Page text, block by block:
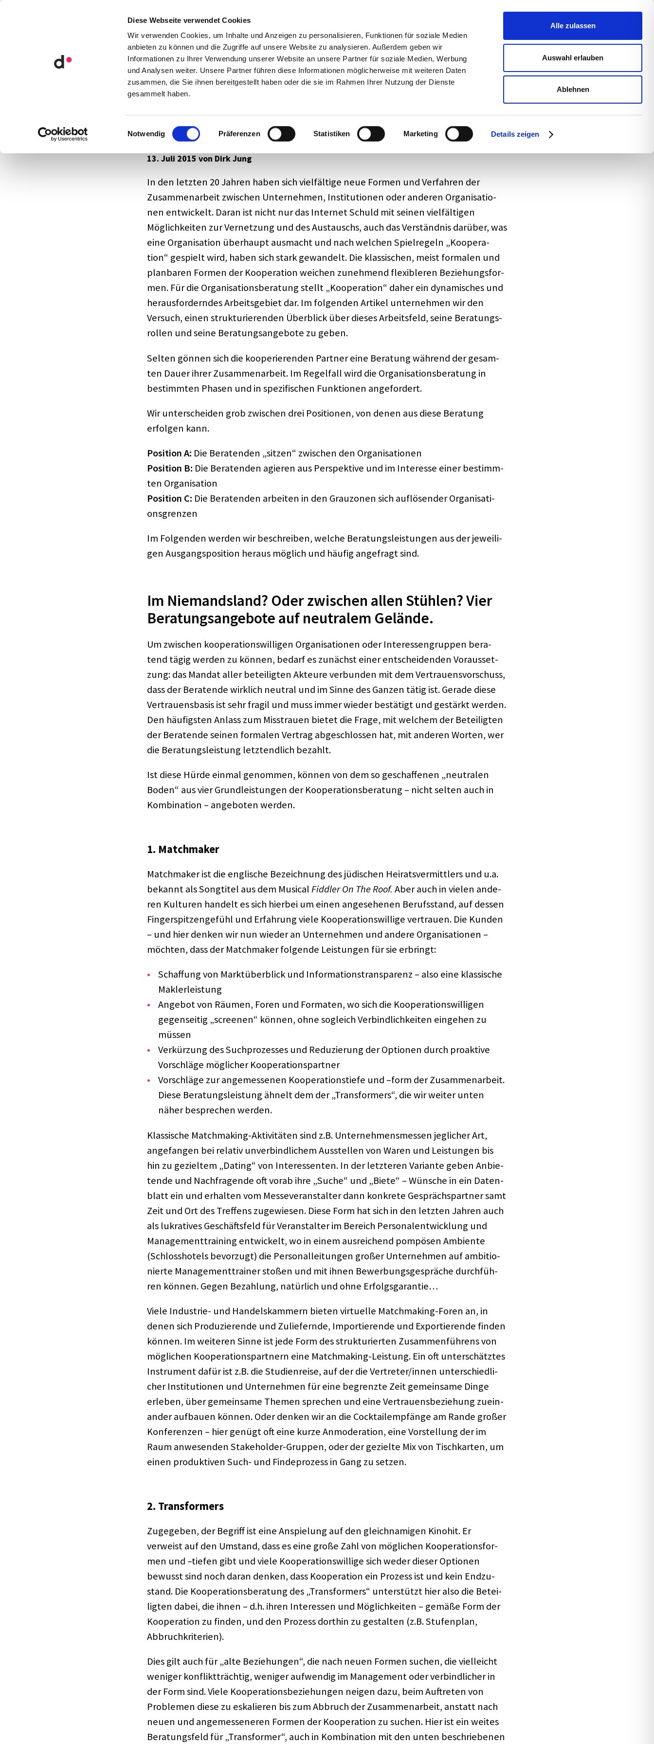
Diese Webseite verwendet Cookies
Wir verwenden Cookies, um Inhalte und Anzeigen zu personalisieren, Funktionen für soziale Medien
anbieten zu können und die Zugriffe auf unsere Website zu analysieren. Außerdem geben wir
Informationen zu Ihrer Verwendung unserer Website an unsere Partner für soziale Medien, Werbung
und Analysen weiter. Unsere Partner führen diese Informationen möglicherweise mit weiteren Daten
zusammen, die Sie ihnen bereitgestellt haben oder die sie im Rahmen Ihrer Nutzung der Dienste
gesammelt haben.
Einwilligungsauswahl
Notwendig Präferenzen Statistiken Marketing Details zeigen
Alle zulassen
Auswahl erlauben
Ablehnen
Orga­ni­sa­ti­ons­ent­wick­lung Mode­ra­tion
Beratung Moderation
Was ist eigent­lich Koope­ra­ti­ons­be­ra­tung?
13. Juli 2015 von Dirk Jung
In den letz­ten 20 Jahren haben sich viel­fäl­tige neue Formen und Verfah­ren der
Zusam­men­ar­beit zwischen Unter­neh­men, Insti­tu­tio­nen oder ande­ren Orga­ni­sa­tio­
nen entwi­ckelt. Daran ist nicht nur das Inter­net Schuld mit seinen viel­fäl­ti­gen
Möglich­kei­ten zur Vernet­zung und des Austauschs, auch das Verständ­nis darüber, was
eine Orga­ni­sa­tion über­haupt ausmacht und nach welchen Spiel­re­geln „Koope­ra­
tion“ gespielt wird, haben sich stark gewan­delt. Die klas­si­schen, meist forma­len und
plan­ba­ren Formen der Koope­ra­tion weichen zuneh­mend flexi­ble­ren Bezie­hungs­for­
men. Für die Orga­ni­sa­ti­ons­be­ra­tung stellt „Koope­ra­tion“ daher ein dyna­mi­sches und
heraus­for­dern­des Arbeits­ge­biet dar. Im folgen­den Arti­kel unter­neh­men wir den
Versuch, einen struk­tu­rie­ren­den Über­blick über dieses Arbeits­feld, seine Bera­tungs­
rol­len und seine Bera­tungs­an­ge­bote zu geben.
Selten gönnen sich die koope­rie­ren­den Part­ner eine Bera­tung während der gesam­
ten Dauer ihrer Zusam­men­ar­beit. Im Regel­fall wird die Orga­ni­sa­ti­ons­be­ra­tung in
bestimm­ten Phasen und in spezi­fi­schen Funk­tio­nen ange­for­dert.
Wir unter­schei­den grob zwischen drei Posi­tio­nen, von denen aus diese Bera­tung
erfol­gen kann.
Posi­tion A: Die Bera­ten­den „sitzen“ zwischen den Orga­ni­sa­tio­nen
Posi­tion B: Die Bera­ten­den agie­ren aus Perspek­tive und im Inter­esse einer bestimm­
ten Orga­ni­sa­tion
Posi­tion C: Die Bera­ten­den arbei­ten in den Grau­zo­nen sich auflö­sen­der Orga­ni­sa­ti­
ons­gren­zen
Im Folgen­den werden wir beschrei­ben, welche Bera­tungs­leis­tun­gen aus der jewei­li­
gen Ausgangs­po­si­tion heraus möglich und häufig ange­fragt sind.
Im Niemands­land? Oder zwischen allen Stüh­len? Vier
Bera­tungs­an­ge­bote auf neutra­lem Gelände.
Um zwischen koope­ra­ti­ons­wil­li­gen Orga­ni­sa­tio­nen oder Inter­es­sen­grup­pen bera­
tend tägig werden zu können, bedarf es zunächst einer entschei­den­den Voraus­set­
zung: das Mandat aller betei­lig­ten Akteure verbun­den mit dem Vertrau­ens­vor­schuss,
dass der Bera­tende wirk­lich neutral und im Sinne des Ganzen tätig ist. Gerade diese
Vertrau­ens­ba­sis ist sehr fragil und muss immer wieder bestä­tigt und gestärkt werden.
Den häufigs­ten Anlass zum Miss­trauen bietet die Frage, mit welchem der Betei­lig­ten
der Bera­tende seinen forma­len Vertrag abge­schlos­sen hat, mit ande­ren Worten, wer
die Bera­tungs­leis­tung letzt­end­lich bezahlt.
Ist diese Hürde einmal genom­men, können von dem so geschaf­fe­nen „neutra­len
Boden“ aus vier Grund­leis­tun­gen der Koope­ra­ti­ons­be­ra­tung – nicht selten auch in
Kombi­na­tion – ange­bo­ten werden.
1. Match­ma­ker
Match­ma­ker ist die engli­sche Bezeich­nung des jüdi­schen Heirats­ver­mitt­lers und u.a.
bekannt als Song­ti­tel aus dem Musi­calFidd­ler On The Roof. Aber auch in vielen ande­
ren Kultu­ren handelt es sich hier­bei um einen ange­se­he­nen Berufs­stand, auf dessen
Finger­spit­zen­ge­fühl und Erfah­rung viele Koope­ra­ti­ons­wil­lige vertrauen. Die Kunden
– und hier denken wir nun wieder an Unter­neh­men und andere Orga­ni­sa­tio­nen –
möch­ten, dass der Match­ma­ker folgende Leis­tun­gen für sie erbringt:
Schaf­fung von Markt­über­blick und Infor­ma­ti­ons­trans­pa­renz – also eine klas­si­sche
Makler­leis­tung
Ange­bot von Räumen, Foren und Forma­ten, wo sich die Koope­ra­ti­ons­wil­li­gen
gegen­sei­tig „scree­nen“ können, ohne sogleich Verbind­lich­kei­ten einge­hen zu
müssen
Verkür­zung des Such­pro­zes­ses und Redu­zie­rung der Optio­nen durch proak­tive
Vorschläge mögli­cher Koope­ra­ti­ons­part­ner
Vorschläge zur ange­mes­se­nen Koope­ra­ti­ons­tiefe und –form der Zusam­men­ar­beit.
Diese Bera­tungs­leis­tung ähnelt dem der „Trans­for­mers“, die wir weiter unten
näher bespre­chen werden.
Klas­si­sche Match­ma­king-Akti­vi­tä­ten sind z.B. Unter­neh­mens­mes­sen jegli­cher Art,
ange­fan­gen bei rela­tiv unver­bind­li­chem Ausstel­len von Waren und Leis­tun­gen bis
hin zu geziel­tem „Dating“ von Inter­es­sen­ten. In der letz­te­ren Vari­ante geben Anbie­
tende und Nach­fra­gende oft vorab ihre „Suche“ und „Biete“ – Wünsche in ein Daten­
blatt ein und erhal­ten vom Messe­ver­an­stal­ter dann konkrete Gesprächs­part­ner samt
Zeit und Ort des Tref­fens zuge­wie­sen. Diese Form hat sich in den letz­ten Jahren auch
als lukra­ti­ves Geschäfts­feld für Veran­stal­ter im Bereich Perso­nal­ent­wick­lung und
Manage­ment­trai­ning entwi­ckelt, wo in einem ausrei­chend pompö­sen Ambi­ente
(Schloss­ho­tels bevor­zugt) die Perso­nal­lei­tun­gen großer Unter­neh­men auf ambi­tio­
nierte Manage­ment­trai­ner stoßen und mit ihnen Bewer­bungs­ge­sprä­che durch­füh­
ren können. Gegen Bezah­lung, natür­lich und ohne Erfolgs­ga­ran­tie…
Viele Indus­trie- und Handels­kam­mern bieten virtu­elle Match­ma­king-Foren an, in
denen sich Produ­zie­rende und Zulie­fernde, Impor­tie­rende und Expor­tie­rende finden
können. Im weite­ren Sinne ist jede Form des struk­tu­rier­ten Zusam­men­füh­rens von
mögli­chen Koope­ra­ti­ons­part­nern eine Match­ma­king-Leis­tung. Ein oft unter­schätz­tes
Instru­ment dafür ist z.B. die Studi­en­reise, auf der die Vertreter/innen unter­schied­li­
cher Insti­tu­tio­nen und Unter­neh­men für eine begrenzte Zeit gemein­same Dinge
erle­ben, über gemein­same Themen spre­chen und eine Vertrau­ens­be­zie­hung zuein­
an­der aufbauen können. Oder denken wir an die Cock­tail­emp­fänge am Rande großer
Konfe­ren­zen – hier genügt oft eine kurze Anmo­de­ra­tion, eine Vorstel­lung der im
Raum anwe­sen­den Stake­hol­der-Grup­pen, oder der gezielte Mix von Tisch­kar­ten, um
einen produk­ti­ven Such- und Finde­pro­zess in Gang zu setzen.
2. Trans­for­mers
Zuge­ge­ben, der Begriff ist eine Anspie­lung auf den gleich­na­mi­gen Kino­hit. Er
verweist auf den Umstand, dass es eine große Zahl von mögli­chen Koope­ra­ti­ons­for­
men und –tiefen gibt und viele Koope­ra­ti­ons­wil­lige sich weder dieser Optio­nen
bewusst sind noch daran denken, dass Koope­ra­tion ein Prozess ist und kein Endzu­
stand. Die Koope­ra­ti­ons­be­ra­tung des „Trans­for­mers“ unter­stützt hier also die Betei­
lig­ten dabei, die ihnen – d.h. ihren Inter­es­sen und Möglich­kei­ten – gemäße Form der
Koope­ra­tion zu finden, und den Prozess dort­hin zu gestal­ten (z.B. Stufen­plan,
Abbruch­kri­te­rien).
Dies gilt auch für „alte Bezie­hun­gen“, die nach neuen Formen suchen, die viel­leicht
weni­ger konflikt­träch­tig, weni­ger aufwen­dig im Manage­ment oder verbind­li­cher in
der Form sind. Viele Koope­ra­ti­ons­be­zie­hun­gen neigen dazu, beim Auftre­ten von
Proble­men diese zu eska­lie­ren bis zum Abbruch der Zusam­men­ar­beit, anstatt nach
neuen und ange­mes­se­ne­ren Formen der Koope­ra­tion zu suchen. Hier ist ein weites
Bera­tungs­feld für „Trans­for­mer“, auch in Kombi­na­tion mit den unten beschrie­be­nen